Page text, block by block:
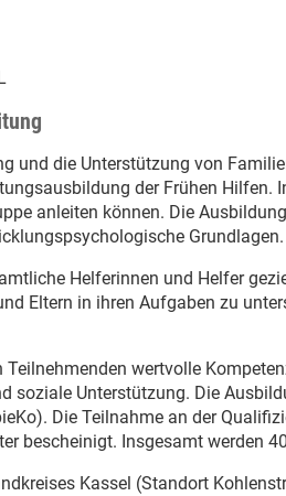
und die Unterstützung von
der Frühen Hilfen.
anleiten können. Die
Grundlagen.
Helferinnen und Helfer
Eltern in ihren Aufgaben zu
wertvolle
soziale Unterstützung. Die
Die Teilnahme an der
bescheinigt. Insgesamt werden
Kassel (Standort